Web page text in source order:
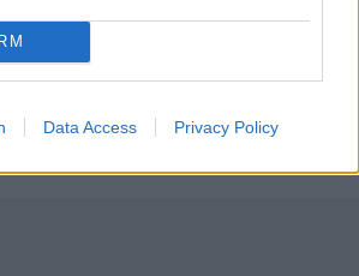
Data Access Privacy Policy
desde:06/05/2019 |